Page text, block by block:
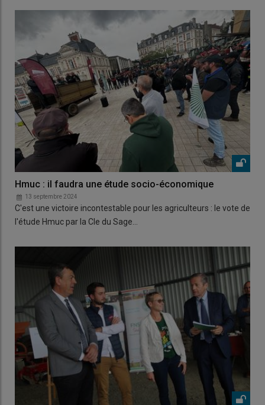
Hmuc : il faudra une étude socio-économique
13 septembre 2024
C'est une victoire incontestable pour les agriculteurs : le vote de
l'étude Hmuc par la Cle du Sage…